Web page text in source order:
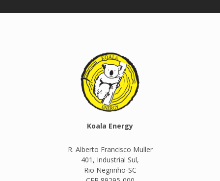
Koala Energy
R. Alberto Francisco Muller
401, Industrial Sul,
Rio Negrinho-SC